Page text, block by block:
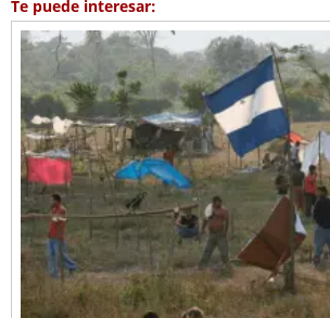
Te puede interesar: